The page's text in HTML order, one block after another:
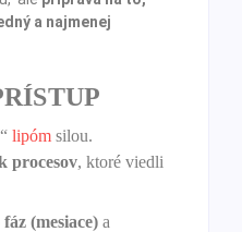
a najmenej
lipóm silou.
procesov, ktoré viedli
fáz (mesiace) a